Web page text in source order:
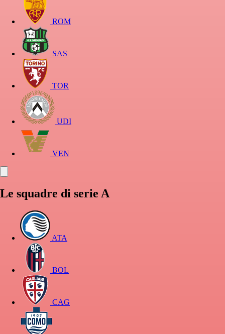
ROM
SAS
TOR
UDI
VEN
Le squadre di serie A
ATA
BOL
CAG